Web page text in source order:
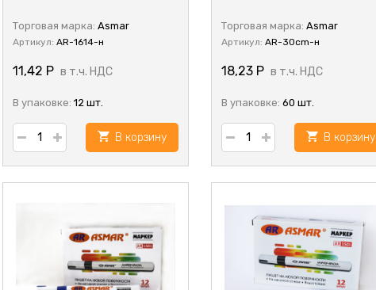
Торговая марка: Asmar
Артикул: AR-1614-н
11,42 Р в т.ч. НДС
В упаковке: 12 шт.
В корзину
Торговая марка: Asmar
Артикул: AR-30cm-н
18,23 Р в т.ч. НДС
В упаковке: 60 шт.
В корзину